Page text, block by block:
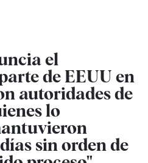
el
de EEUU en
autoridades de
lo
sin orden de